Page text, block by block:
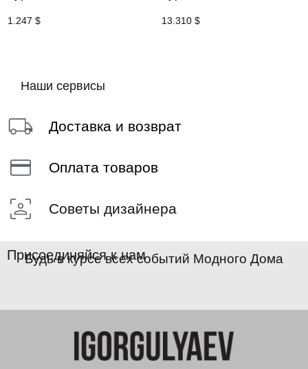
1.247 $ 13.310 $
Наши сервисы
Доставка и возврат
Оплата товаров
Советы дизайнера
Присоединяйся к нам
Будь в курсе всех событий Модного Дома